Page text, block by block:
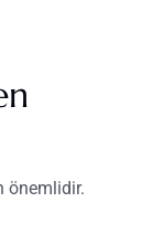
önemlidir.